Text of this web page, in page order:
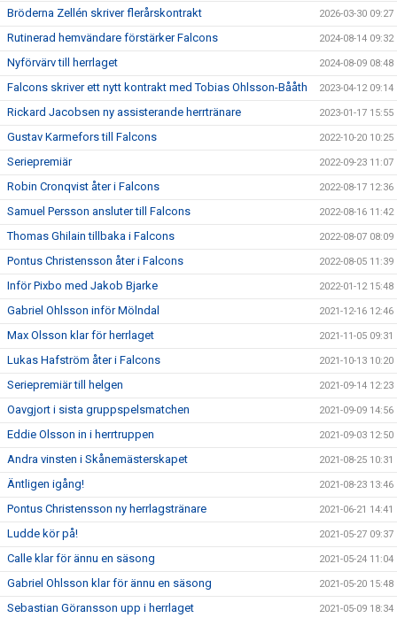
Bröderna Zellén skriver flerårskontrakt 2026-03-30 09:27
Rutinerad hemvändare förstärker Falcons 2024-08-14 09:32
Nyförvärv till herrlaget 2024-08-09 08:48
Falcons skriver ett nytt kontrakt med Tobias Ohlsson-Bååth 2023-04-12 09:14
Rickard Jacobsen ny assisterande herrtränare 2023-01-17 15:55
Gustav Karmefors till Falcons 2022-10-20 10:25
Seriepremiär 2022-09-23 11:07
Robin Cronqvist åter i Falcons 2022-08-17 12:36
Samuel Persson ansluter till Falcons 2022-08-16 11:42
Thomas Ghilain tillbaka i Falcons 2022-08-07 08:09
Pontus Christensson åter i Falcons 2022-08-05 11:39
Inför Pixbo med Jakob Bjarke 2022-01-12 15:48
Gabriel Ohlsson inför Mölndal 2021-12-16 12:46
Max Olsson klar för herrlaget 2021-11-05 09:31
Lukas Hafström åter i Falcons 2021-10-13 10:20
Seriepremiär till helgen 2021-09-14 12:23
Oavgjort i sista gruppspelsmatchen 2021-09-09 14:56
Eddie Olsson in i herrtruppen 2021-09-03 12:50
Andra vinsten i Skånemästerskapet 2021-08-25 10:31
Äntligen igång! 2021-08-23 13:46
Pontus Christensson ny herrlagstränare 2021-06-21 14:41
Ludde kör på! 2021-05-27 09:37
Calle klar för ännu en säsong 2021-05-24 11:04
Gabriel Ohlsson klar för ännu en säsong 2021-05-20 15:48
Sebastian Göransson upp i herrlaget 2021-05-09 18:34